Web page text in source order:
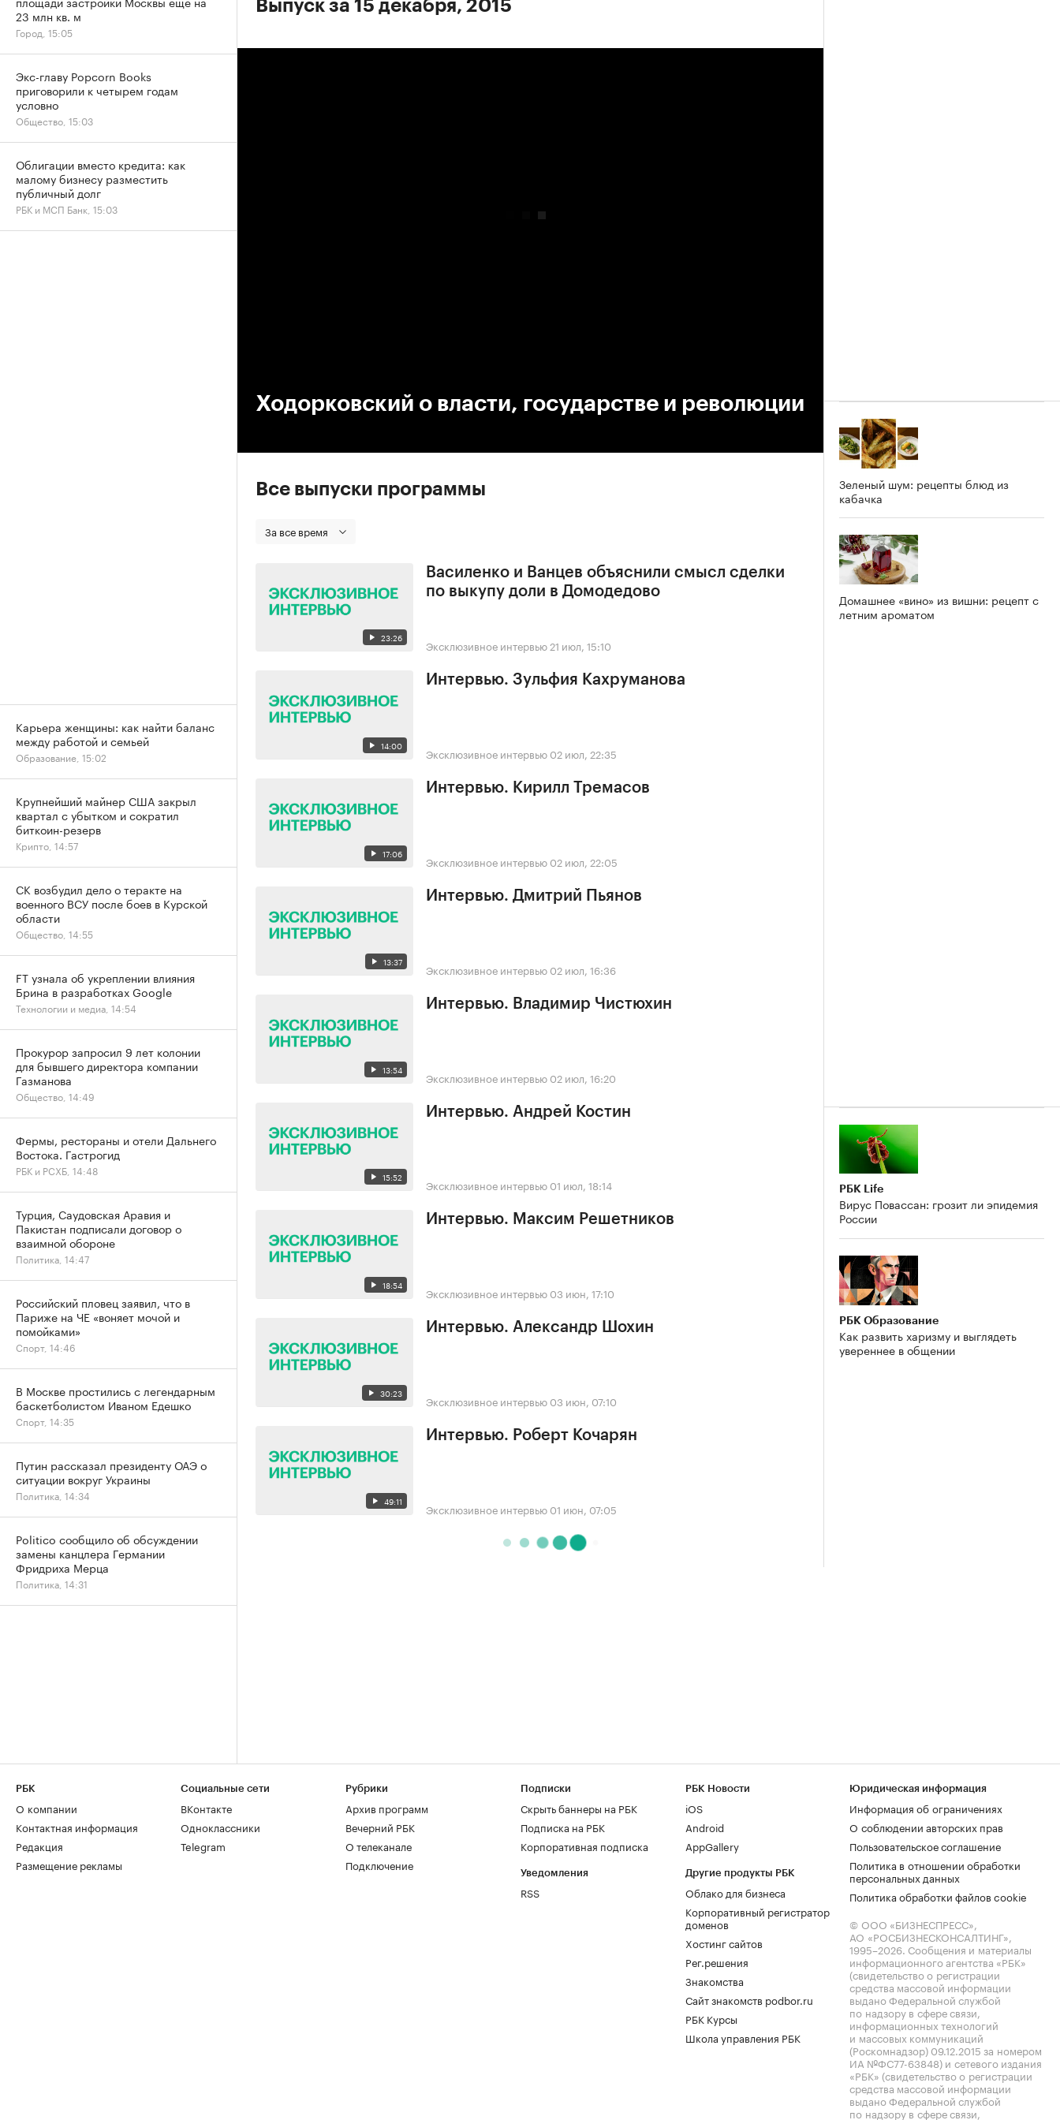
Выпуск за 15 декабря, 2015
Ходорковский о власти, государстве и революции
Все выпуски программы
За все время
23:26
Василенко и Ванцев объяснили смысл сделки
по выкупу доли в Домодедово
Эксклюзивное интервью 21 июл, 15:10
14:00
Интервью. Зульфия Кахруманова
Эксклюзивное интервью 02 июл, 22:35
17:06
Интервью. Кирилл Тремасов
Эксклюзивное интервью 02 июл, 22:05
13:37
Интервью. Дмитрий Пьянов
Эксклюзивное интервью 02 июл, 16:36
13:54
Интервью. Владимир Чистюхин
Эксклюзивное интервью 02 июл, 16:20
15:52
Интервью. Андрей Костин
Эксклюзивное интервью 01 июл, 18:14
18:54
Интервью. Максим Решетников
Эксклюзивное интервью 03 июн, 17:10
30:23
Интервью. Александр Шохин
Эксклюзивное интервью 03 июн, 07:10
49:11
Интервью. Роберт Кочарян
Эксклюзивное интервью 01 июн, 07:05
Зеленый шум: рецепты блюд из
кабачка
Домашнее «вино» из вишни: рецепт с
летним ароматом
РБК Life
Вирус Повассан: грозит ли эпидемия
России
РБК Образование
Как развить харизму и выглядеть
увереннее в общении
23 млн кв. м
Город, 15:05
Экс-главу Popcorn Books
приговорили к четырем годам
условно
Общество, 15:03
Облигации вместо кредита: как
малому бизнесу разместить
публичный долг
РБК и МСП Банк, 15:03
Карьера женщины: как найти баланс
между работой и семьей
Образование, 15:02
Крупнейший майнер США закрыл
квартал с убытком и сократил
биткоин-резерв
Крипто, 14:57
СК возбудил дело о теракте на
военного ВСУ после боев в Курской
области
Общество, 14:55
FT узнала об укреплении влияния
Брина в разработках Google
Технологии и медиа, 14:54
Прокурор запросил 9 лет колонии
для бывшего директора компании
Газманова
Общество, 14:49
Фермы, рестораны и отели Дальнего
Востока. Гастрогид
РБК и РСХБ, 14:48
Турция, Саудовская Аравия и
Пакистан подписали договор о
взаимной обороне
Политика, 14:47
Российский пловец заявил, что в
Париже на ЧЕ «воняет мочой и
помойками»
Спорт, 14:46
В Москве простились с легендарным
баскетболистом Иваном Едешко
Спорт, 14:35
Путин рассказал президенту ОАЭ о
ситуации вокруг Украины
Политика, 14:34
Politico сообщило об обсуждении
замены канцлера Германии
Фридриха Мерца
Политика, 14:31
РБК
О компании
Контактная информация
Редакция
Размещение рекламы
Социальные сети
ВКонтакте
Одноклассники
Telegram
Рубрики
Архив программ
Вечерний РБК
О телеканале
Подключение
Подписки
Скрыть баннеры на РБК
Подписка на РБК
Корпоративная подписка
Уведомления
RSS
РБК Новости
iOS
Android
AppGallery
Другие продукты РБК
Облако для бизнеса
Корпоративный регистратор
доменов
Хостинг сайтов
Рег.решения
Знакомства
Сайт знакомств podbor.ru
РБК Курсы
Школа управления РБК
Юридическая информация
Информация об ограничениях
О соблюдении авторских прав
Пользовательское соглашение
Политика в отношении обработки
персональных данных
Политика обработки файлов cookie
© ООО «БИЗНЕСПРЕСС»,
АО «РОСБИЗНЕСКОНСАЛТИНГ»,
1995–2026. Сообщения и материалы
информационного агентства «РБК»
(свидетельство о регистрации
средства массовой информации
выдано Федеральной службой
по надзору в сфере связи,
информационных технологий
и массовых коммуникаций
(Роскомнадзор) 09.12.2015 за номером
ИА №ФС77-63848) и сетевого издания
«РБК» (свидетельство о регистрации
средства массовой информации
выдано Федеральной службой
по надзору в сфере связи,